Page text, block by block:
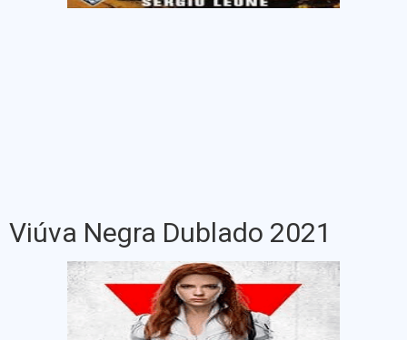
Viúva Negra Dublado 2021